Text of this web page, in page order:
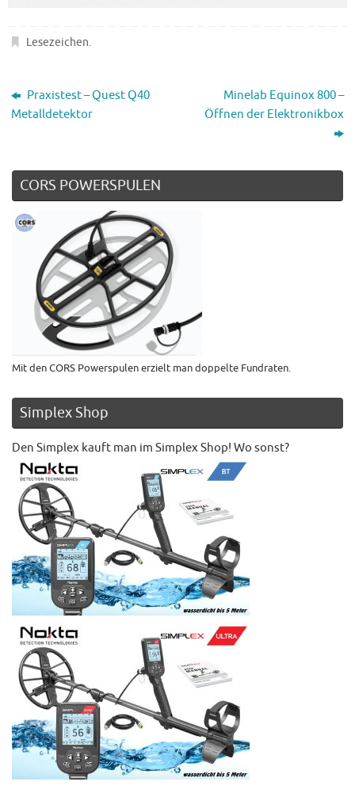
Lesezeichen.
Praxistest – Quest Q40
Metalldetektor
Minelab Equinox 800 –
Öffnen der Elektronikbox
CORS POWERSPULEN
Mit den CORS Powerspulen erzielt man doppelte Fundraten.
Simplex Shop
Den Simplex kauft man im Simplex Shop! Wo sonst?